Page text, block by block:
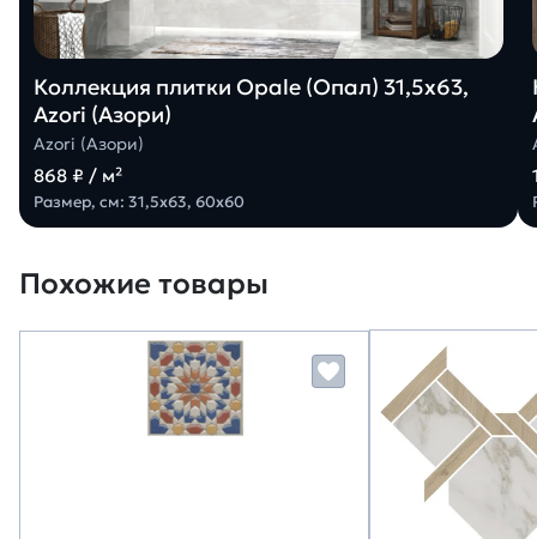
Коллекция плитки Opale (Опал) 31,5х63,
Azori (Азори)
Azori (Азори)
868 ₽ / м²
Размер, см: 31,5х63, 60х60
Похожие товары